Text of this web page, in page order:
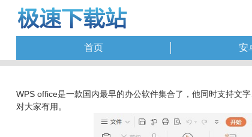
首页 安
WPS office是一款国内最早的办公软件集合了，他同时支持文
对大家有用。